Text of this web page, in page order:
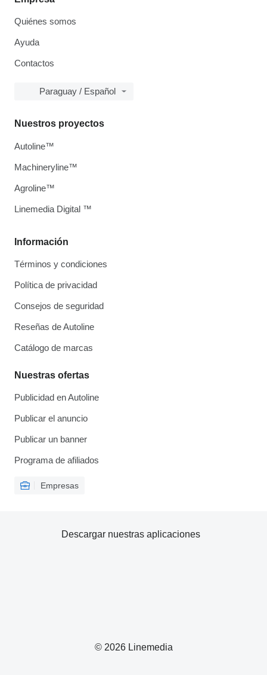
Quiénes somos
Ayuda
Contactos
Paraguay / Español
Información
Términos y condiciones
Política de privacidad
Consejos de seguridad
Reseñas de Autoline
Catálogo de marcas
Nuestras ofertas
Publicidad en Autoline
Publicar el anuncio
Publicar un banner
Programa de afiliados
Empresas
Nuestros proyectos
Autoline™
Machineryline™
Agroline™
Linemedia Digital ™
© 2026 Linemedia
Descargar nuestras aplicaciones